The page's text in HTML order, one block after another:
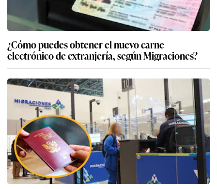
¿Cómo puedes obtener el nuevo carne
electrónico de extranjería, según Migraciones?